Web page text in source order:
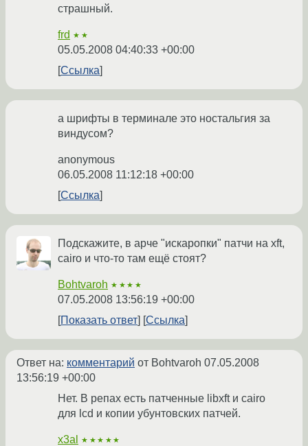
страшный.
frd ★★
05.05.2008 04:40:33 +00:00
Ссылка
а шрифты в терминале это ностальгия за
виндусом?
anonymous
06.05.2008 11:12:18 +00:00
Ссылка
Подскажите, в арче "искаропки" патчи на xft,
cairo и что-то там ещё стоят?
Bohtvaroh ★★★★
07.05.2008 13:56:19 +00:00
Показать ответ
Ссылка
Ответ на: комментарий от Bohtvaroh 07.05.2008
13:56:19 +00:00
Нет. В репах есть патченные libxft и cairo
для lcd и копии убунтовских патчей.
x3al ★★★★★